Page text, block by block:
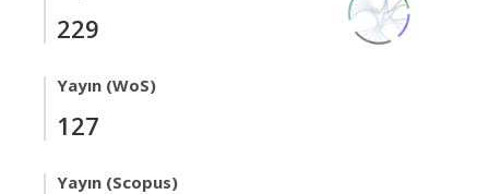
229
Yayın (WoS)
127
Yayın (Scopus)